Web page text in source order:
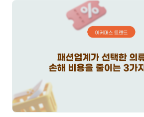
시장으로 성장하고 있습니다.